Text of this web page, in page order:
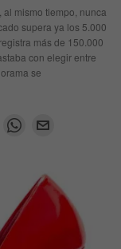
mismo tiempo, nunca
supera ya los 5.000
más de 150.000
con elegir entre
se